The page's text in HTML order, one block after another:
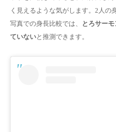
く見える ような気がします。2人の
写真での身長比較では、
とろサー
ていないと推測できます。